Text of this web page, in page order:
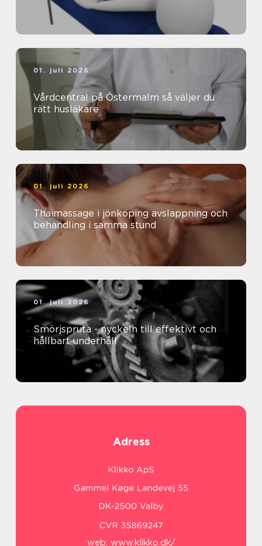
01. juli 2026
Vårdcentral på Östermalm så väljer du
rätt husläkare
01. juli 2026
Thaimassage i jönköping avslappning och
behandling i samma stund
01. juli 2026
Smörjspruta - nyckeln till effektivt och
hållbart underhåll
Adress
web: www.klikko.dk/